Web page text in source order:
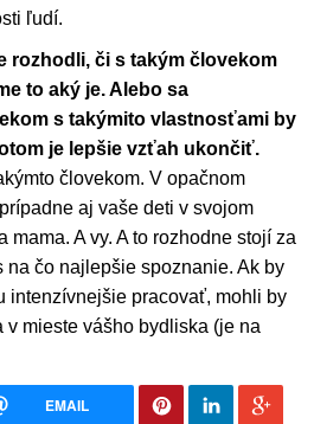
ľudí.
rozhodli, či s takým človekom
to aký je. Alebo sa
s takýmito vlastnosťami by
je lepšie vzťah ukončiť.
človekom. V opačnom
aj vaše deti v svojom
mama. A vy. A to rozhodne stojí za
na čo najlepšie spoznanie. Ak by
intenzívnejšie pracovať, mohli by
mieste vášho bydliska (je na
EMAIL